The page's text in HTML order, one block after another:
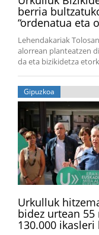
berria
“ordenatua eta
Lehendakariak
alorrean planteatzen
da eta bizikidetza
Gipuzkoa
Urkulluk
bidez urtean
130.000